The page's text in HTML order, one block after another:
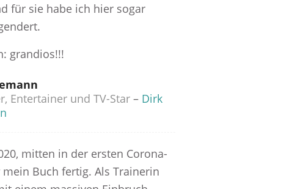
für sie habe ich hier sogar
grandios!!!
Entertainer und TV-Star – Dirk
mitten in der ersten Corona-
mein Buch fertig. Als Trainerin